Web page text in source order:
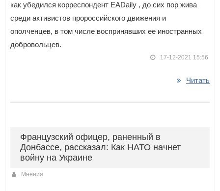
как убедился корреспондент EADaily , до сих пор жива
среди активистов пророссийского движения и
ополченцев, в том числе воспринявших ее иностранных
добровольцев.
17-12-2021 15:56
Читать
Французский офицер, раненный в
Донбассе, рассказал: Как НАТО начнет
войну на Украине
Мнения